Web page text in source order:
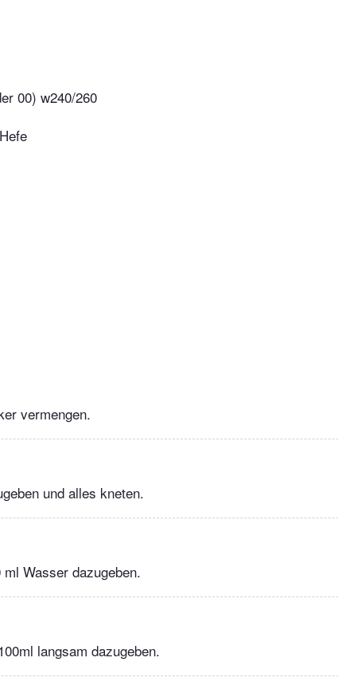
00) w240/260
vermengen.
und alles kneten.
Wasser dazugeben.
langsam dazugeben.